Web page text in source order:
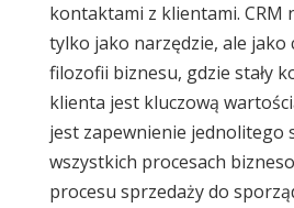
kontaktami z klientami. CRM
tylko jako narzędzie, ale jako
filozofii biznesu, gdzie stały
klienta jest kluczową
jest zapewnienie jednolitego
wszystkich procesach
procesu sprzedaży do